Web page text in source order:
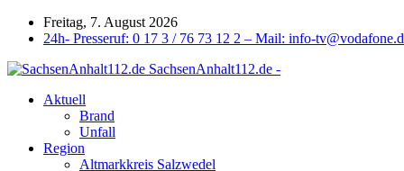
Freitag, 7. August 2026
24h- Presseruf: 0 17 3 / 76 73 12 2 – Mail: info-
SachsenAnhalt112.de -
Aktuell
Brand
Unfall
Region
Altmarkkreis Salzwedel